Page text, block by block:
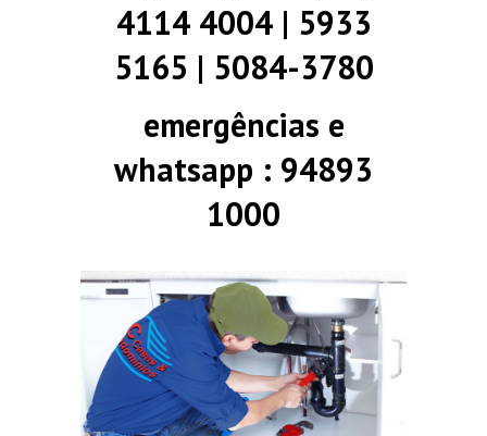
4114 4004 | 5933
5165 | 5084-3780
emergências e
whatsapp : 94893
1000